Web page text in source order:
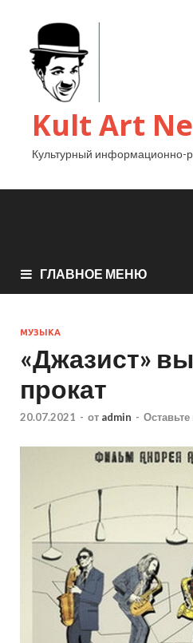
Kult Art
Культурный информационно-
ГЛАВНОЕ МЕНЮ
МУЗЫКА
«Джазист»
прокат
20.07.2021 - от admin -